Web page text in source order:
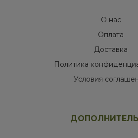
О нас
Оплата
Доставка
Политика
Условия